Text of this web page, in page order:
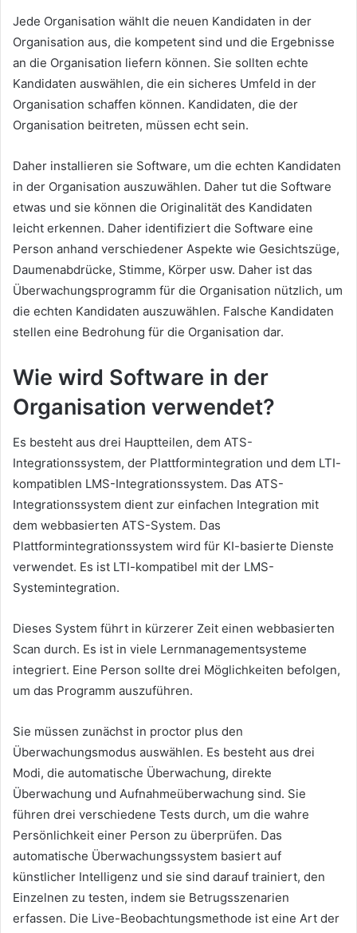
Jede Organisation wählt die neuen Kandidaten in der
Organisation aus, die kompetent sind und die Ergebnisse
an die Organisation liefern können. Sie sollten echte
Kandidaten auswählen, die ein sicheres Umfeld in der
Organisation schaffen können. Kandidaten, die der
Organisation beitreten, müssen echt sein.
Daher installieren sie Software, um die echten Kandidaten
in der Organisation auszuwählen. Daher tut die Software
etwas und sie können die Originalität des Kandidaten
leicht erkennen. Daher identifiziert die Software eine
Person anhand verschiedener Aspekte wie Gesichtszüge,
Daumenabdrücke, Stimme, Körper usw. Daher ist das
Überwachungsprogramm für die Organisation nützlich, um
die echten Kandidaten auszuwählen. Falsche Kandidaten
stellen eine Bedrohung für die Organisation dar.
Wie wird Software in der
Organisation verwendet?
Es besteht aus drei Hauptteilen, dem ATS-
Integrationssystem, der Plattformintegration und dem LTI-
kompatiblen LMS-Integrationssystem. Das ATS-
Integrationssystem dient zur einfachen Integration mit
dem webbasierten ATS-System. Das
Plattformintegrationssystem wird für KI-basierte Dienste
verwendet. Es ist LTI-kompatibel mit der LMS-
Systemintegration.
Dieses System führt in kürzerer Zeit einen webbasierten
Scan durch. Es ist in viele Lernmanagementsysteme
integriert. Eine Person sollte drei Möglichkeiten befolgen,
um das Programm auszuführen.
Sie müssen zunächst in proctor plus den
Überwachungsmodus auswählen. Es besteht aus drei
Modi, die automatische Überwachung, direkte
Überwachung und Aufnahmeüberwachung sind. Sie
führen drei verschiedene Tests durch, um die wahre
Persönlichkeit einer Person zu überprüfen. Das
automatische Überwachungssystem basiert auf
künstlicher Intelligenz und sie sind darauf trainiert, den
Einzelnen zu testen, indem sie Betrugsszenarien
erfassen. Die Live-Beobachtungsmethode ist eine Art der